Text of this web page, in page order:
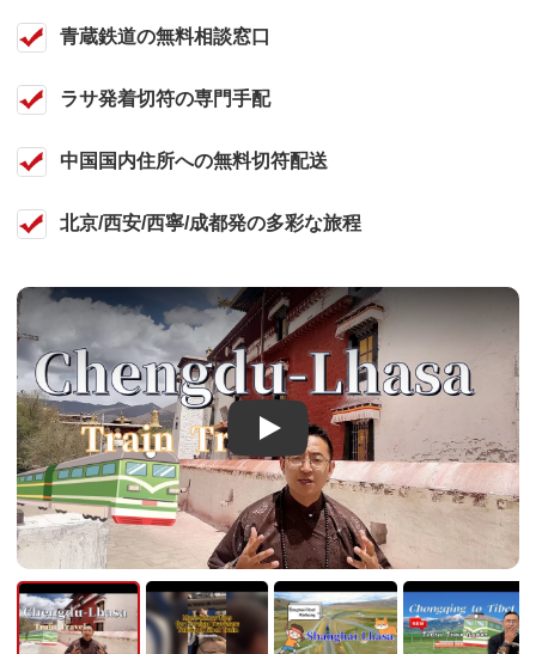
青蔵鉄道の無料相談窓口
ラサ発着切符の専門手配
中国国内住所への無料切符配送
北京/西安/西寧/成都発の多彩な旅程
Play